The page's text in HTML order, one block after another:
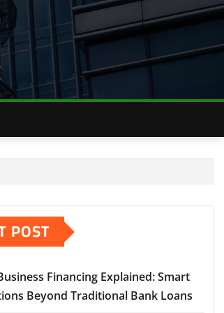
POST
Financing Explained: Smart
Beyond Traditional Bank Loans